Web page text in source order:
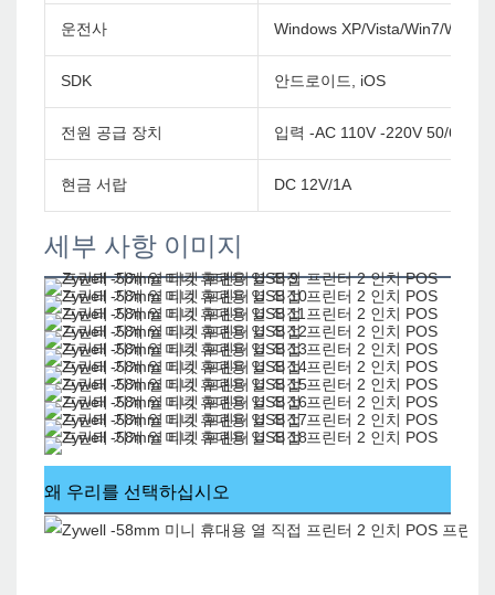
운전사 Windows XP/Vista/Win7/Win8/
SDK 안드로이드, iOS
전원 공급 장치 입력 -AC 110V -220V 50/
현금 서랍 DC 12V/1A
세부 사항 이미지
왜 우리를 선택하십시오